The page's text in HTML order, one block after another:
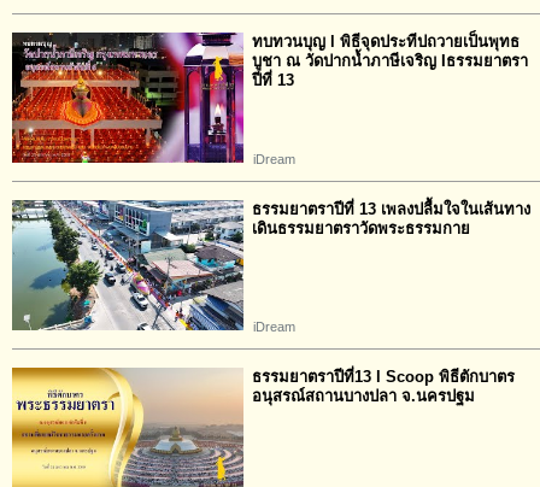
ทบทวนบุญ l พิธีจุดประทีปถวายเป็นพุทธ
บูชา ณ วัดปากน้ำภาษีเจริญ Iธรรมยาตรา
ปีที่ 13
iDream
ธรรมยาตราปีที่ 13 เพลงปลื้มใจในเส้นทาง
เดินธรรมยาตราวัดพระธรรมกาย
iDream
ธรรมยาตราปีที่13 l Scoop พิธีตักบาตร
อนุสรณ์สถานบางปลา จ.นครปฐม